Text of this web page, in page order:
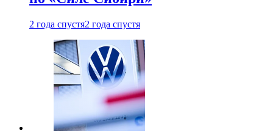
2 года спустя2 года спустя